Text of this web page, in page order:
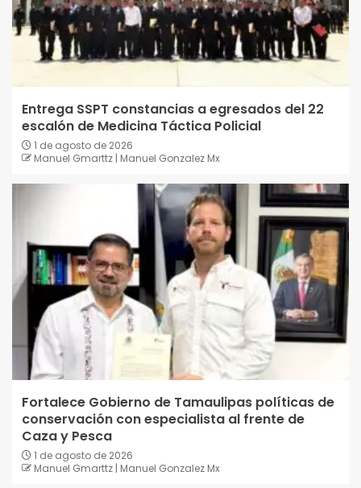
Entrega SSPT constancias a egresados del 22
escalón de Medicina Táctica Policial
1 de agosto de 2026
Manuel Gmarttz | Manuel Gonzalez Mx
Fortalece Gobierno de Tamaulipas políticas de
conservación con especialista al frente de
Caza y Pesca
1 de agosto de 2026
Manuel Gmarttz | Manuel Gonzalez Mx